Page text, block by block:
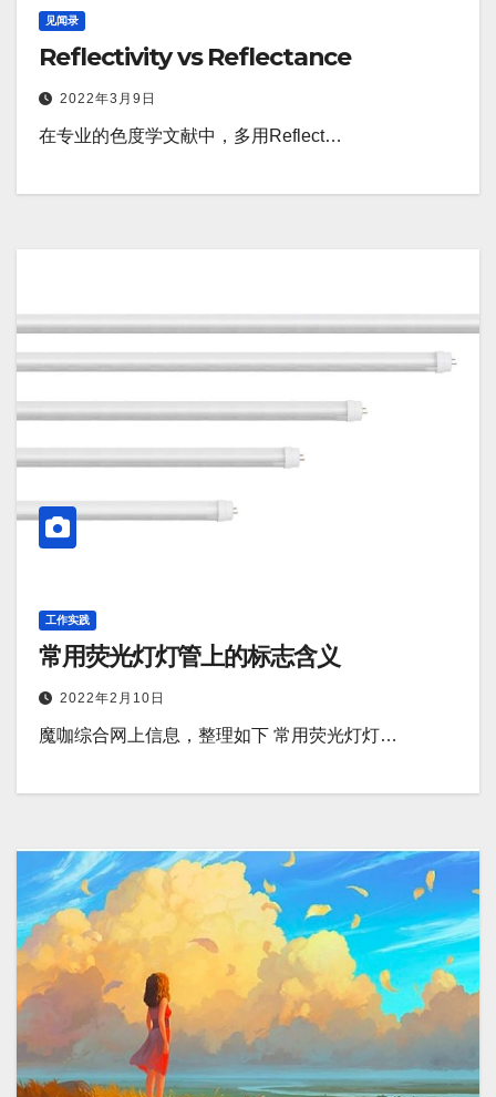
见闻录
Reflectivity vs Reflectance
2022年3月9日
在专业的色度学文献中，多用Reflect…
工作实践
常用荧光灯灯管上的标志含义
2022年2月10日
魔咖综合网上信息，整理如下 常用荧光灯灯…